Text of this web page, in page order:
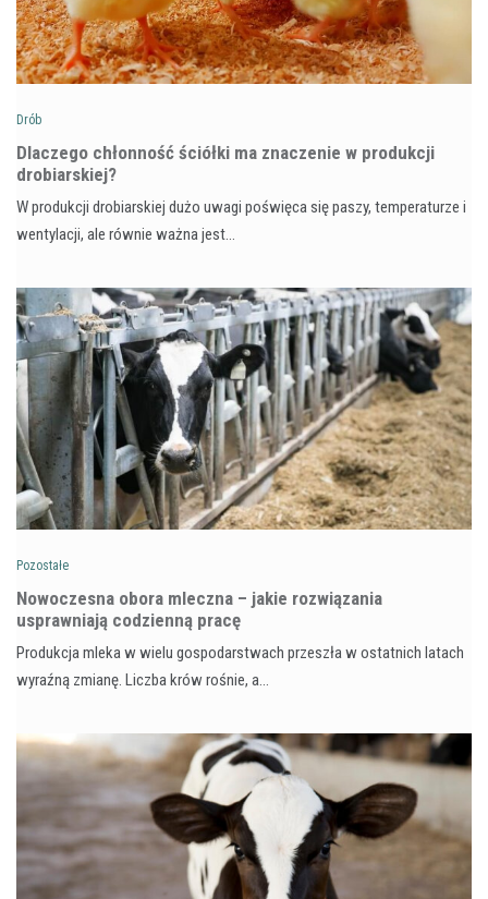
Drób
Dlaczego chłonność ściółki ma znaczenie w produkcji
drobiarskiej?
W produkcji drobiarskiej dużo uwagi poświęca się paszy, temperaturze i
wentylacji, ale równie ważna jest…
Pozostałe
Nowoczesna obora mleczna – jakie rozwiązania
usprawniają codzienną pracę
Produkcja mleka w wielu gospodarstwach przeszła w ostatnich latach
wyraźną zmianę. Liczba krów rośnie, a…